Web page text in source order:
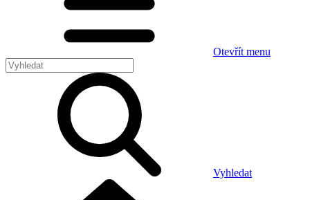
Otevřít menu
Vyhledat